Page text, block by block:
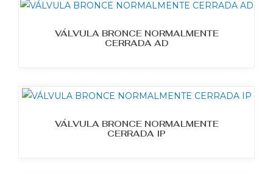
VÁLVULA BRONCE NORMALMENTE
CERRADA AD
VÁLVULA BRONCE NORMALMENTE
CERRADA IP